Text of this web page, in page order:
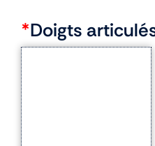
*Doigts